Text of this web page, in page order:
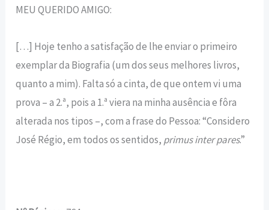
MEU QUERIDO AMIGO:
[…] Hoje tenho a satisfação de lhe enviar o primeiro
exemplar da Biografia (um dos seus melhores livros,
quanto a mim). Falta só a cinta, de que ontem vi uma
prova – a 2.ª, pois a 1.ª viera na minha ausência e fôra
alterada nos tipos –, com a frase do Pessoa: “Considero
José Régio, em todos os sentidos, primus inter pares.”